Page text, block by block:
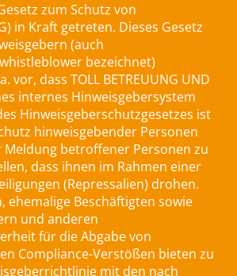
zum Schutz von
in Kraft getreten. Dieses Gesetz
(auch
bezeichnet)
dass TOLL BETREUUNG UND
internes Hinweisgebersystem
Hinweisgeberschutzgesetzes ist
hinweisgebender Personen
betroffener Personen zu
dass ihnen im Rahmen einer
(Repressalien) drohen.
ehemalige Beschäftigten sowie
und anderen
für die Abgabe von
Compliance-Verstößen bieten zu
mit den nach